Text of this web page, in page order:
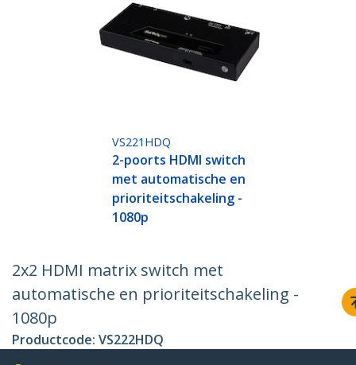
VS221HDQ
2-poorts HDMI switch
met automatische en
prioriteitschakeling -
1080p
2x2 HDMI matrix switch met
automatische en prioriteitschakeling -
1080p
Productcode: VS222HDQ